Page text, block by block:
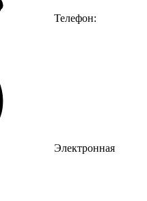
Телефон:
Электронная